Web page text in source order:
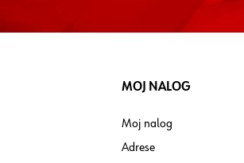
MOJ NALOG
Moj nalog
Adrese